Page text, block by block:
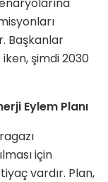
Başkanlar
şimdi 2030
Eylem Planı
için
vardır. Plan,